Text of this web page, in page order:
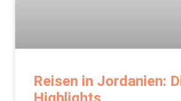
Reisen in Jordanien: